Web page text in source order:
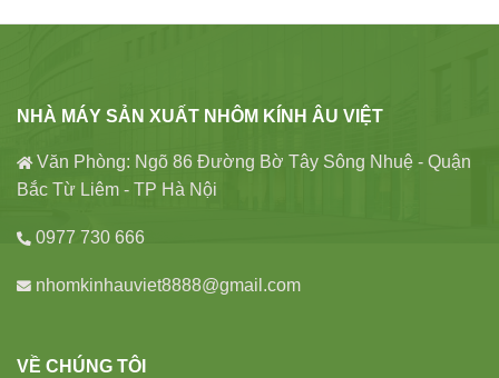
NHÀ MÁY SẢN XUẤT NHÔM KÍNH ÂU VIỆT
Văn Phòng: Ngõ 86 Đường Bờ Tây Sông Nhuệ - Quận
Bắc Từ Liêm - TP Hà Nội
0977 730 666
nhomkinhauviet8888@gmail.com
VỀ CHÚNG TÔI